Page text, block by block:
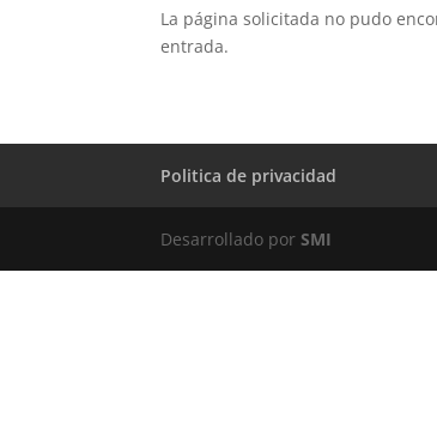
La página solicitada no pudo
entrada.
Politica de privacidad
Desarrollado porSMI